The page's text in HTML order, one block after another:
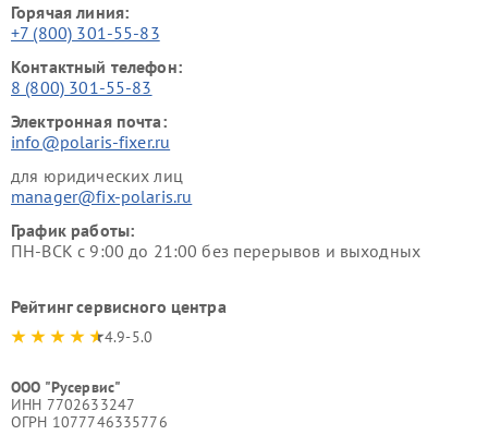
Горячая линия:
+7 (800) 301-55-83
Контактный телефон:
8 (800) 301-55-83
Электронная почта:
info@polaris-fixer.ru
для юридических лиц
manager@fix-polaris.ru
График работы:
ПН-ВСК с 9:00 до 21:00 без перерывов и выходных
Рейтинг сервисного центра
4.9-5.0
ООО "Русервис"
ИНН 7702633247
ОГРН 1077746335776